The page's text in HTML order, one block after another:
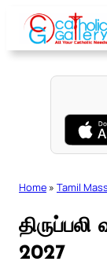
content
Home » Tamil
2027